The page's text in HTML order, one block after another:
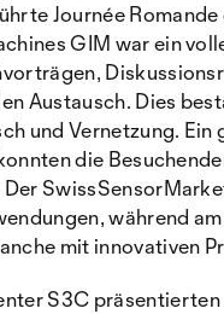
Journée
GIM war ein
Austausch. Dies
und Vernetzung. Ein
die
während
mit innovativen
S3C